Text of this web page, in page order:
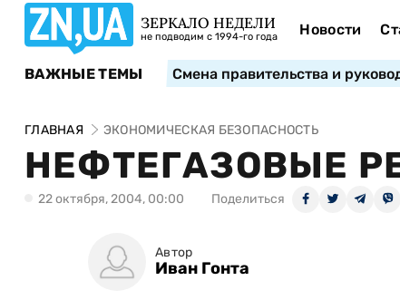
ЗЕРКАЛО НЕДЕЛИ
не подводим с 1994-го года Новости
ВАЖНЫЕ ТЕМЫ Смена правительства и
ГЛАВНАЯ ЭКОНОМИЧЕСКАЯ БЕЗОПАСНОСТЬ
НЕФТЕГАЗОВЫЕ
22 октября, 2004, 00:00 Поделиться
Автор
Иван Гонта